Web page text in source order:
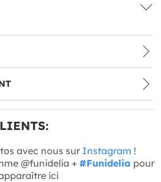
avec nous sur Instagram !
@funidelia + #Funidelia pour
ici